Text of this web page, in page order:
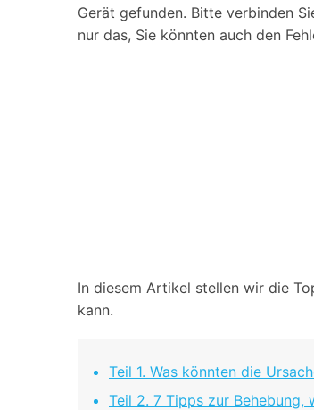
Gerät gefunden. Bitte verbinden
nur das, Sie könnten auch den
In diesem Artikel stellen wir die
kann.
Teil 1. Was könnten die
Teil 2. 7 Tipps zur